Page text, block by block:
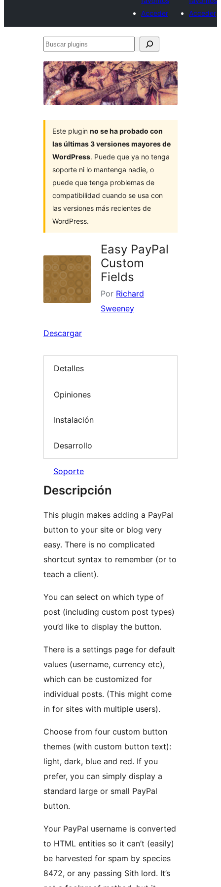
Acceder
Acceder
Buscar
Este plugin no se ha probado con
las últimas 3 versiones mayores de
WordPress. Puede que ya no tenga
soporte ni lo mantenga nadie, o
puede que tenga problemas de
compatibilidad cuando se usa con
las versiones más recientes de
WordPress.
Easy PayPal
Custom
Fields
Por Richard
Sweeney
Descargar
Detalles
Opiniones
Instalación
Desarrollo
Soporte
Descripción
This plugin makes adding a PayPal
button to your site or blog very
easy. There is no complicated
shortcut syntax to remember (or to
teach a client).
You can select on which type of
post (including custom post types)
you’d like to display the button.
There is a settings page for default
values (username, currency etc),
which can be customized for
individual posts. (This might come
in for sites with multiple users).
Choose from four custom button
themes (with custom button text):
light, dark, blue and red. If you
prefer, you can simply display a
standard large or small PayPal
button.
Your PayPal username is converted
to HTML entities so it can’t (easily)
be harvested for spam by species
8472, or any passing Sith lord. It’s